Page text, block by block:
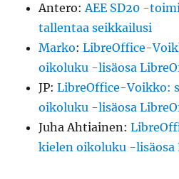
Antero:AEE SD20 -
tallentaa seikkailusi
Marko:LibreOffice-
oikoluku -lisäosa
JP:LibreOffice-Voikko:
oikoluku -lisäosa
Juha Ahtiainen:
kielen oikoluku -lisäosa